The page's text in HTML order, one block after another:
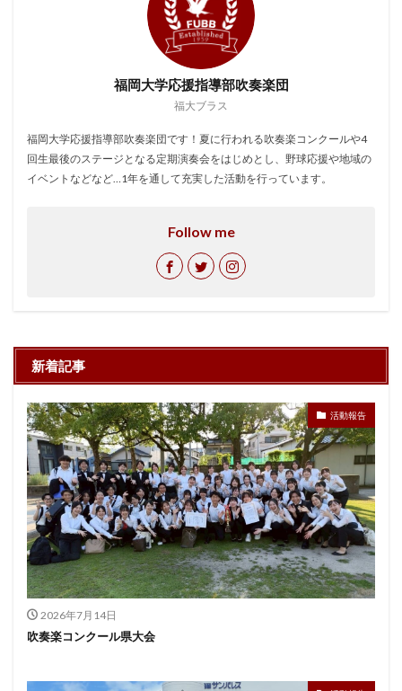
福岡大学応援指導部吹奏楽団
福大ブラス
福岡大学応援指導部吹奏楽団です！夏に行われる吹奏楽コンクールや4
回生最後のステージとなる定期演奏会をはじめとし、野球応援や地域の
イベントなどなど…1年を通して充実した活動を行っています。
Follow me
新着記事
活動報告
2026年7月14日
吹奏楽コンクール県大会